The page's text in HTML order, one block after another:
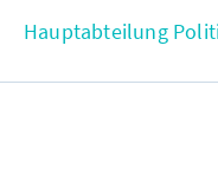
Hauptabteilung